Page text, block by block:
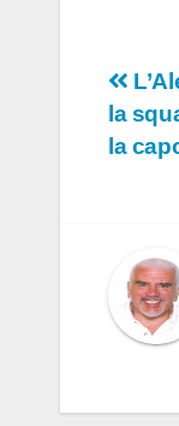
la
la